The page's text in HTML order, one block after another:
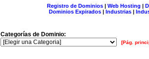
Registro de Dominios| Web Hosting |
Dominios Expirados | Industrias |
Categorías de Dominio:
[Pág.